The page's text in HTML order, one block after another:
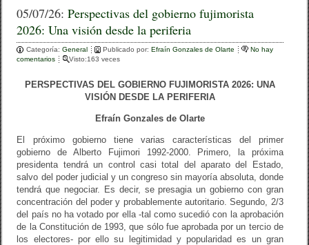
c
e
b
o
tt
er
m
p
ar
tir
05/07/26:Perspectivas del gobierno fujimorista
2026: Una visión desde la periferia
Categoría:General Publicado por:Efraín Gonzales de Olarte
No hay
comentarios
Visto:163 veces
PERSPECTIVAS DEL GOBIERNO FUJIMORISTA 2026: UNA
VISIÓN DESDE LA PERIFERIA
Efraín Gonzales de Olarte
El próximo gobierno tiene varias características del primer
gobierno de Alberto Fujimori 1992-2000. Primero, la próxima
presidenta tendrá un control casi total del aparato del Estado,
salvo del poder judicial y un congreso sin mayoría absoluta, donde
tendrá que negociar. Es decir, se presagia un gobierno con gran
concentración del poder y probablemente autoritario. Segundo, 2/3
del país no ha votado por ella -tal como sucedió con la aprobación
de la Constitución de 1993, que sólo fue aprobada por un tercio de
los electores- por ello su legitimidad y popularidad es un gran